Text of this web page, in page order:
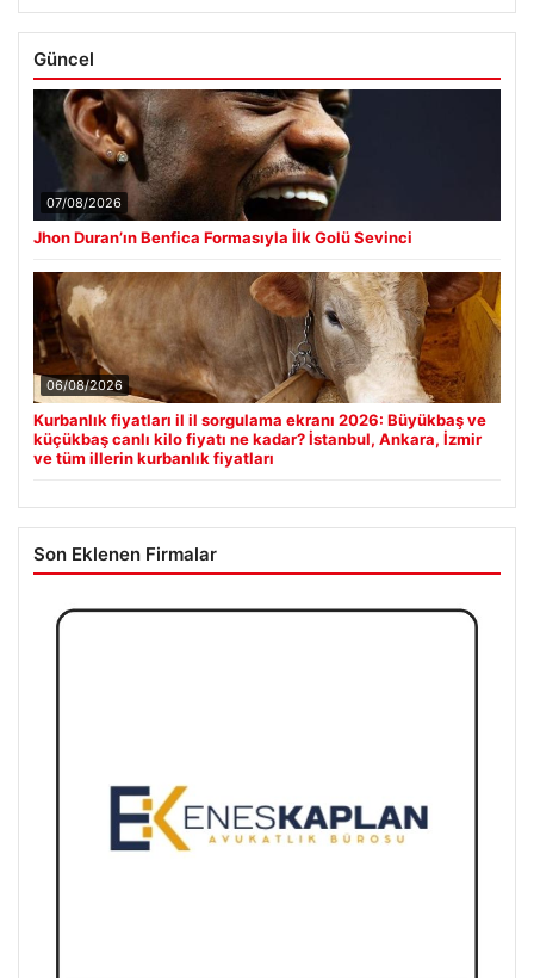
Güncel
07/08/2026
Jhon Duran’ın Benfica Formasıyla İlk Golü Sevinci
06/08/2026
Kurbanlık fiyatları il il sorgulama ekranı 2026: Büyükbaş ve
küçükbaş canlı kilo fiyatı ne kadar? İstanbul, Ankara, İzmir
ve tüm illerin kurbanlık fiyatları
Son Eklenen Firmalar